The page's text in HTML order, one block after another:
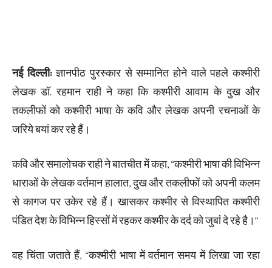
नई दिल्ली:ज्ञानपीठ पुरस्कार से सम्मानित होने वाले पहले कश्मीरी
लेखक डॉ. रहमान राही ने कहा कि कश्मीरी आवाम के दुख और
तकलीफों को कश्मीरी भाषा के कवि और लेखक अपनी रचनाओं के
जरिये बयां कर रहे हैं।
कवि और समालोचक राही ने बातचीत में कहा, “कश्मीरी भाषा की विभिन्न
धाराओं के लेखक वर्तमान हालात, दुख और तकलीफों को अपनी कलम
से कागज पर उकेर रहे हैं। खासकर कश्मीर से विस्थापित कश्मीरी
पंडित देश के विभिन्न हिस्सों में रहकर कश्मीर के दर्द को जुबांं दे रहे है।”
वह चिंता जताते हैं, “कश्मीरी भाषा में वर्तमान समय में लिखा जा रहा